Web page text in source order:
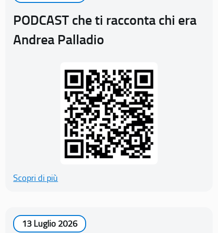
PODCAST che ti racconta chi era
Andrea Palladio
Scopri di più
13 Luglio 2026